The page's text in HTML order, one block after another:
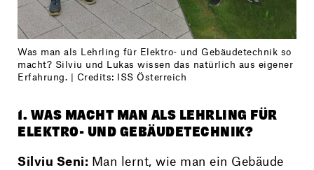
Was man als Lehrling für Elektro- und Gebäudetechnik so
macht? Silviu und Lukas wissen das natürlich aus eigener
Erfahrung. | Credits: ISS Österreich
1. WAS MACHT MAN ALS LEHRLING FÜR
ELEKTRO- UND GEBÄUDETECHNIK?
Silviu Seni: Man lernt, wie man ein Gebäude